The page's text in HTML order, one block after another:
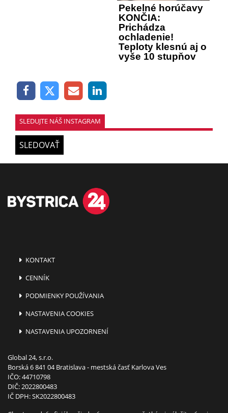
Pekelné horúčavy
KONČIA:
Prichádza
ochladenie!
Teploty klesnú aj o
vyše 10 stupňov
SLEDUJTE NÁŠ INSTAGRAM
SLEDOVAŤ
KONTAKT
CENNÍK
PODMIENKY POUŽÍVANIA
NASTAVENIA COOKIES
NASTAVENIA UPOZORNENÍ
Global 24, s.r.o.
Borská 6 841 04 Bratislava - mestská časť Karlova Ves
IČO: 44710798
DIČ: 2022800483
IČ DPH: SK2022800483